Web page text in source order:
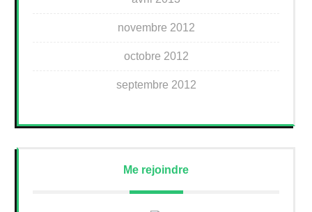
novembre 2012
octobre 2012
septembre 2012
Me rejoindre